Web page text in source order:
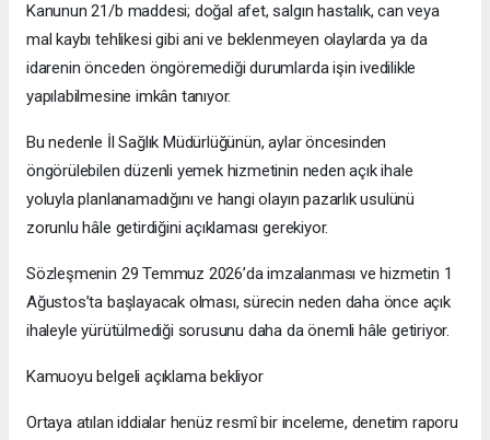
Kanunun 21/b maddesi; doğal afet, salgın hastalık, can veya
mal kaybı tehlikesi gibi ani ve beklenmeyen olaylarda ya da
idarenin önceden öngöremediği durumlarda işin ivedilikle
yapılabilmesine imkân tanıyor.
Bu nedenle İl Sağlık Müdürlüğünün, aylar öncesinden
öngörülebilen düzenli yemek hizmetinin neden açık ihale
yoluyla planlanamadığını ve hangi olayın pazarlık usulünü
zorunlu hâle getirdiğini açıklaması gerekiyor.
Sözleşmenin 29 Temmuz 2026’da imzalanması ve hizmetin 1
Ağustos’ta başlayacak olması, sürecin neden daha önce açık
ihaleyle yürütülmediği sorusunu daha da önemli hâle getiriyor.
Kamuoyu belgeli açıklama bekliyor
Ortaya atılan iddialar henüz resmî bir inceleme, denetim raporu